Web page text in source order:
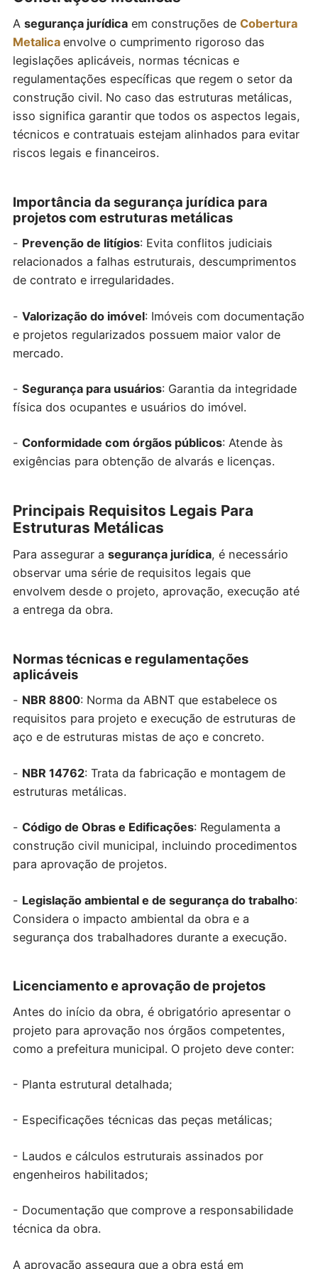
A segurança jurídicaem construções de Cobertura
Metalica envolve o cumprimento rigoroso das
legislações aplicáveis, normas técnicas e
regulamentações específicas que regem o setor da
construção civil. No caso das estruturas metálicas,
isso significa garantir que todos os aspectos legais,
técnicos e contratuais estejam alinhados para evitar
riscos legais e financeiros.
Importância da segurança jurídica para
projetos com estruturas metálicas
- Prevenção de litígios: Evita conflitos judiciais
relacionados a falhas estruturais, descumprimentos
de contrato e irregularidades.
- Valorização do imóvel: Imóveis com documentação
e projetos regularizados possuem maior valor de
mercado.
- Segurança para usuários: Garantia da integridade
física dos ocupantes e usuários do imóvel.
- Conformidade com órgãos públicos: Atende às
exigências para obtenção de alvarás e licenças.
Principais Requisitos Legais Para
Estruturas Metálicas
Para assegurar a segurança jurídica, é necessário
observar uma série de requisitos legais que
envolvem desde o projeto, aprovação, execução até
a entrega da obra.
Normas técnicas e regulamentações
aplicáveis
- NBR 8800: Norma da ABNT que estabelece os
requisitos para projeto e execução de estruturas de
aço e de estruturas mistas de aço e concreto.
- NBR 14762: Trata da fabricação e montagem de
estruturas metálicas.
- Código de Obras e Edificações: Regulamenta a
construção civil municipal, incluindo procedimentos
para aprovação de projetos.
- Legislação ambiental e de segurança do trabalho:
Considera o impacto ambiental da obra e a
segurança dos trabalhadores durante a execução.
Licenciamento e aprovação de projetos
Antes do início da obra, é obrigatório apresentar o
projeto para aprovação nos órgãos competentes,
como a prefeitura municipal. O projeto deve conter:
- Planta estrutural detalhada;
- Especificações técnicas das peças metálicas;
- Laudos e cálculos estruturais assinados por
engenheiros habilitados;
- Documentação que comprove a responsabilidade
técnica da obra.
A aprovação assegura que a obra está em